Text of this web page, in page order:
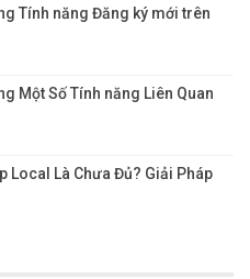
Tính năng Đăng ký mới trên
Một Số Tính năng Liên Quan
Local Là Chưa Đủ? Giải Pháp